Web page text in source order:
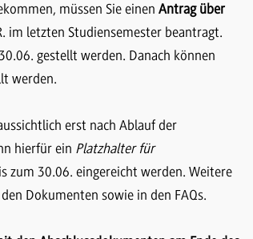
müssen Sie einen Antrag über
im letzten Studiensemester beantragt.
gestellt werden. Danach können
werden.
erst nach Ablauf der
hierfür ein Platzhalter für
zum 30.06. eingereicht werden. Weitere
Dokumenten sowie in den FAQs.